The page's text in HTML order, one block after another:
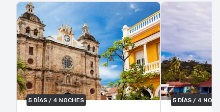
5 DÍAS / 4 NOCHES 5 DÍAS / 4